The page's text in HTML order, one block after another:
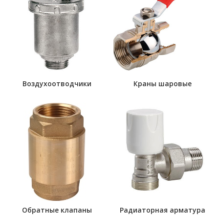
Воздухоотводчики Краны шаровые
Обратные клапаны Радиаторная арматура